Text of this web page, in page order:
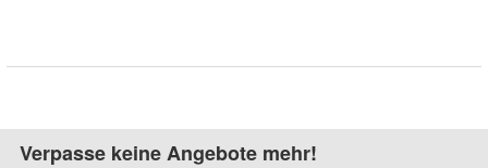
Verpasse keine Angebote mehr!